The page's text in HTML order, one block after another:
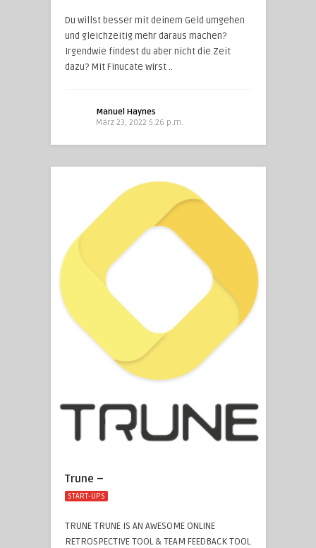
Du willst besser mit deinem Geld umgehen
und gleichzeitig mehr daraus machen?
Irgendwie findest du aber nicht die Zeit
dazu? Mit Finucate wirst ..
Manuel Haynes
März 23, 2022 5:26 p.m.
Trune –
START-UPS
TRUNE TRUNE IS AN AWESOME ONLINE
RETROSPECTIVE TOOL & TEAM FEEDBACK TOOL